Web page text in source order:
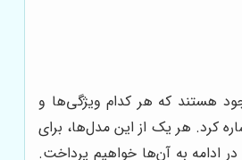
هستند که هر کدام ویژگی‌ها و
کرد. هر یک از این مدل‌ها، برای
ادامه به آن‌ها خواهیم پرداخت.